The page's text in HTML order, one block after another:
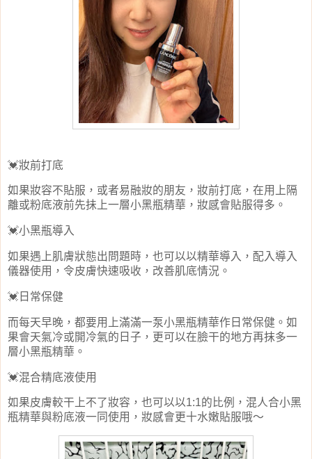
💓妝前打底
如果妝容不貼服，或者易融妝的朋友，妝前打底，在用上隔
離或粉底液前先抺上一層小黑瓶精華，妝感會貼服得多。
💓小黑瓶導入
如果遇上肌膚狀態出問題時，也可以以精華導入，配入導入
儀器使用，令皮膚快速吸收，改善肌底情況。
💓日常保健
而每天早晚，都要用上滿滿一泵小黑瓶精華作日常保健。如
果會天氣冷或開冷氣的日子，更可以在臉干的地方再抹多一
層小黑瓶精華。
💓混合精底液使用
如果皮膚較干上不了妝容，也可以以1:1的比例，混人合小黑
瓶精華與粉底液一同使用，妝感會更十水嫩貼服哦～